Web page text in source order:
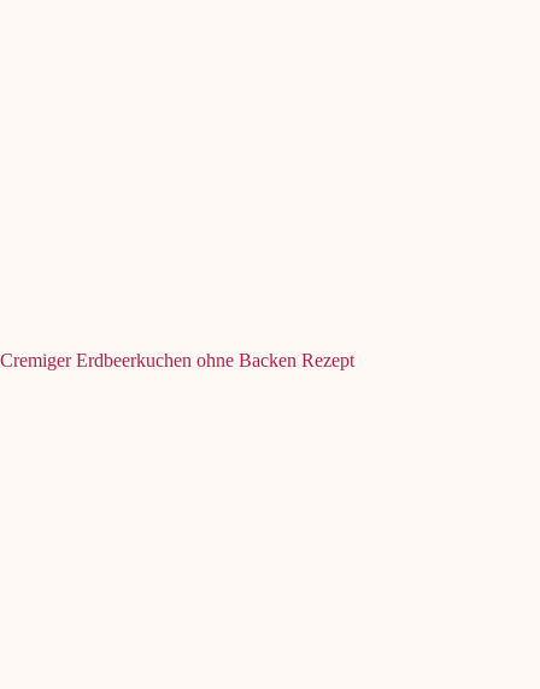
Cremiger Erdbeerkuchen ohne Backen Rezept